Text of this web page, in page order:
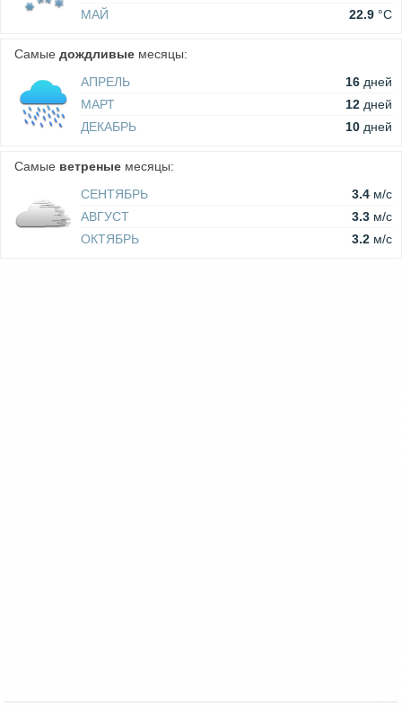
МАЙ
22.9 °C
Самые дождливые месяцы:
АПРЕЛЬ
16 дней
МАРТ
12 дней
ДЕКАБРЬ
10 дней
Самые ветреные месяцы:
СЕНТЯБРЬ
3.4 м/c
АВГУСТ
3.3 м/c
ОКТЯБРЬ
3.2 м/c